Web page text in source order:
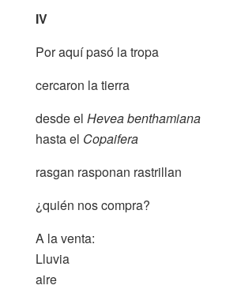
IV
Por aquí pasó la tropa
cercaron la tierra
desde el Hevea benthamiana
hasta el Copaifera
rasgan rasponan rastrillan
¿quién nos compra?
A la venta:
Lluvia
aire